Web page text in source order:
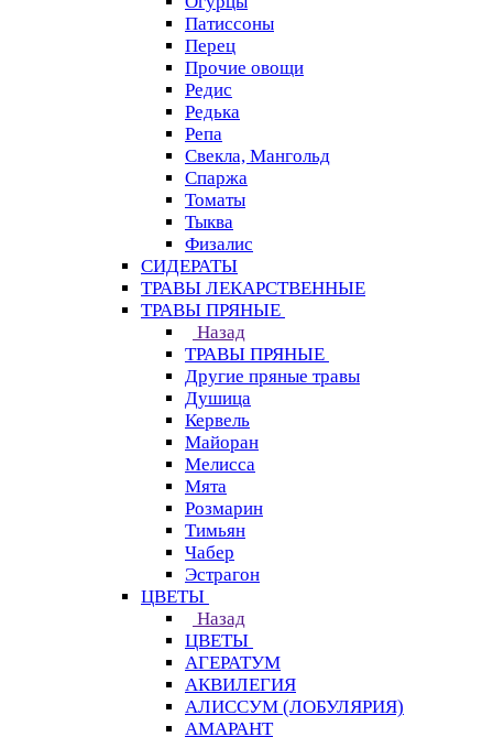
Патиссоны
Перец
Прочие овощи
Редис
Редька
Репа
Свекла, Мангольд
Спаржа
Томаты
Тыква
Физалис
СИДЕРАТЫ
ТРАВЫ ЛЕКАРСТВЕННЫЕ
ТРАВЫ ПРЯНЫЕ
Назад
ТРАВЫ ПРЯНЫЕ
Другие пряные травы
Душица
Кервель
Майоран
Мелисса
Мята
Розмарин
Тимьян
Чабер
Эстрагон
ЦВЕТЫ
Назад
ЦВЕТЫ
АГЕРАТУМ
АКВИЛЕГИЯ
АЛИССУМ (ЛОБУЛЯРИЯ)
АМАРАНТ